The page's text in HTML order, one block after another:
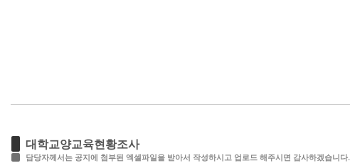
대학교양교육현황조사
담당자께서는 공지에 첨부된 엑셀파일을 받아서 작성하시고 업로드 해주시면 감사하겠습니다.